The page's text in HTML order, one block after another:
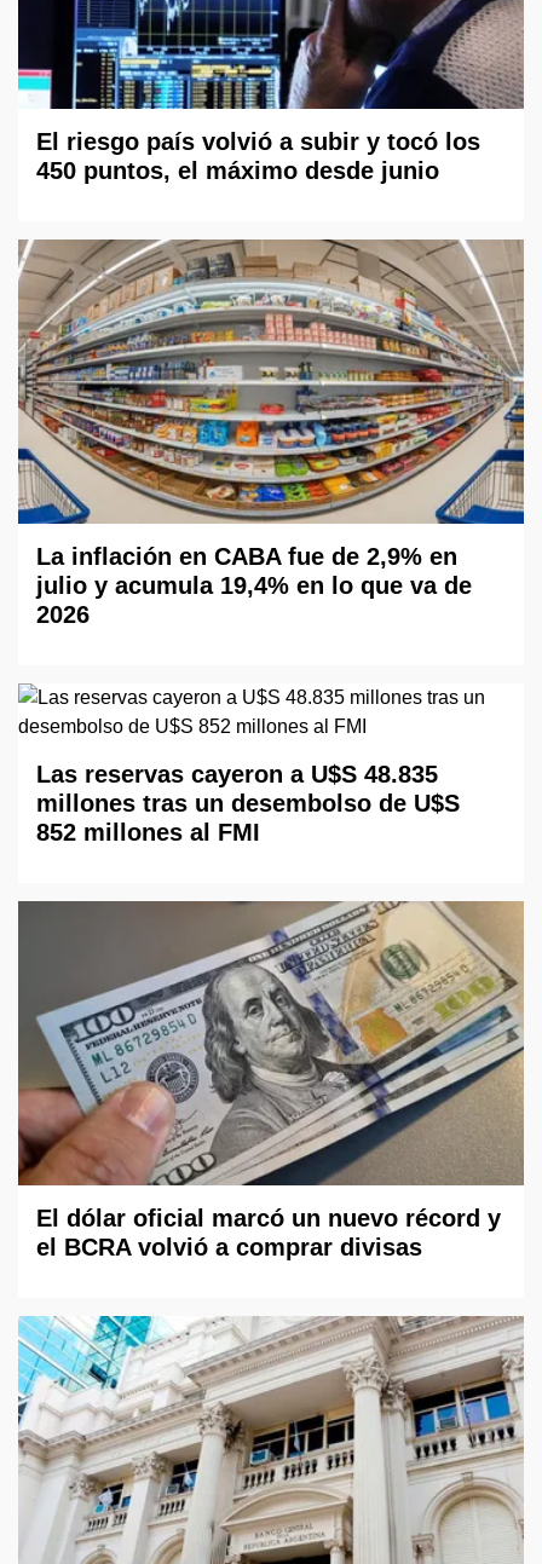
El riesgo país volvió a subir y tocó los
450 puntos, el máximo desde junio
La inflación en CABA fue de 2,9% en
julio y acumula 19,4% en lo que va de
2026
Las reservas cayeron a U$S 48.835
millones tras un desembolso de U$S
852 millones al FMI
El dólar oficial marcó un nuevo récord y
el BCRA volvió a comprar divisas